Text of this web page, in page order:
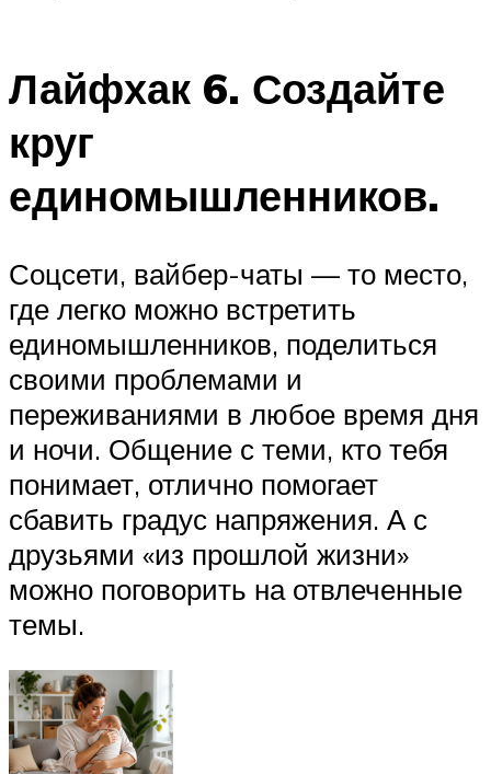
Лайфхак 6. Создайте
круг
единомышленников.
Соцсети, вайбер-чаты — то место,
где легко можно встретить
единомышленников, поделиться
своими проблемами и
переживаниями в любое время дня
и ночи. Общение с теми, кто тебя
понимает, отлично помогает
сбавить градус напряжения. А с
друзьями «из прошлой жизни»
можно поговорить на отвлеченные
темы.